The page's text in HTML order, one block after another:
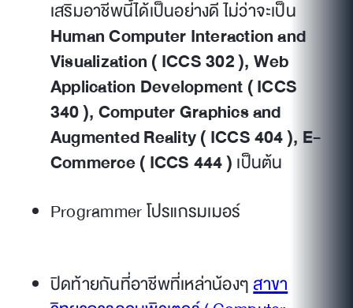
เสริมอาชีพนี้ได้เป็นอย่างดี ไม่ว่าจะเป็น
Human Computer Interaction and
Visualization ( ICCS 302 ), Web
Application Development ( ICCS
340 ), Computer Graphics and
Augmented Reality ( ICCS 404 ), E-
Commerce ( ICCS 444 )เป็นต้น
Programmer โปรแกรมเมอร์
ปิดท้ายกันที่อาชีพที่เหล่าน้องๆสาขา